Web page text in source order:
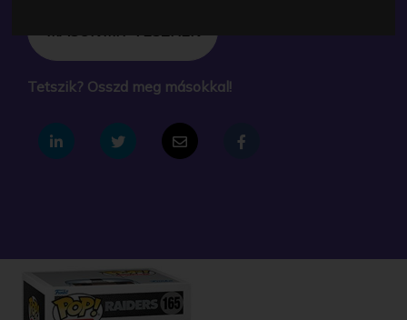
Tetszik? Osszd meg másokkal!